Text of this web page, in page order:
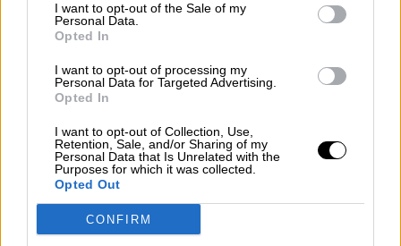
I want to opt-out of the Sale of my
Personal Data.
Opted In
I want to opt-out of processing my
Personal Data for Targeted Advertising.
Opted In
I want to opt-out of Collection, Use,
Retention, Sale, and/or Sharing of my
Personal Data that Is Unrelated with the
Purposes for which it was collected.
Opted Out
CONFIRM
Derecho, ingresó en la carrera diplomática en 1969.
Jubilado. Ha estado destinado en las
representaciones diplomáticas españolas en
Naciones Unidas. Embajador de España en Londres
y en la OTAN.
OPINIONES DIVERSAS